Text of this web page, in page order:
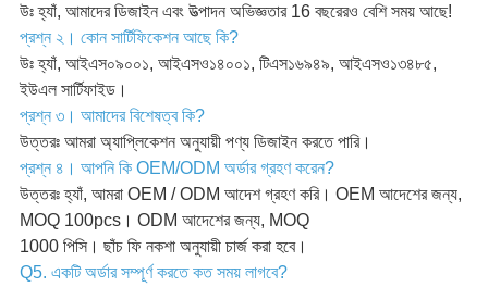
উঃ হ্যাঁ, আমাদের ডিজাইন এবং উত্পাদন অভিজ্ঞতার 16 বছরেরও বেশি সময় আছে!
প্রশ্ন ২। কোন সার্টিফিকেশন আছে কি?
উঃ হ্যাঁ, আইএস০৯০০১, আইএসও১৪০০১, টিএস১৬৯৪৯, আইএসও১৩৪৮৫,
ইউএল সার্টিফাইড।
প্রশ্ন ৩। আমাদের বিশেষত্ব কি?
উত্তরঃ আমরা অ্যাপ্লিকেশন অনুযায়ী পণ্য ডিজাইন করতে পারি।
প্রশ্ন ৪। আপনি কি OEM/ODM অর্ডার গ্রহণ করেন?
উত্তরঃ হ্যাঁ, আমরা OEM / ODM আদেশ গ্রহণ করি। OEM আদেশের জন্য,
MOQ 100pcs। ODM আদেশের জন্য, MOQ
1000 পিসি। ছাঁচ ফি নকশা অনুযায়ী চার্জ করা হবে।
Q5. একটি অর্ডার সম্পূর্ণ করতে কত সময় লাগবে?